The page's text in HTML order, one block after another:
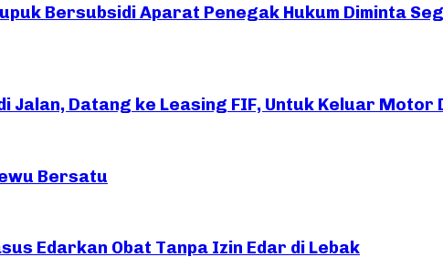
Bersubsidi Aparat Penegak Hukum Diminta
Datang ke Leasing FIF, Untuk Keluar Motor
Bersatu
Edarkan Obat Tanpa Izin Edar di Lebak